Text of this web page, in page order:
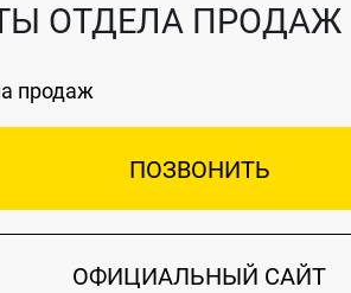
ОТДЕЛА ПРОДАЖ
ПОЗВОНИТЬ
ОФИЦИАЛЬНЫЙ САЙТ